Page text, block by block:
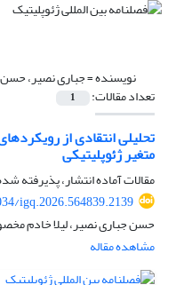
نویسنده =جباری نصیر، حسن
تعداد مقالات: 1
تحلیلی انتقادی از
متغیر ژئوپلیتیکی
مقالات آماده انتشار، پذیرفته
igq.2026.564839.2139
حسن جباری نصیر، لیلا خادم
مشاهده مقاله